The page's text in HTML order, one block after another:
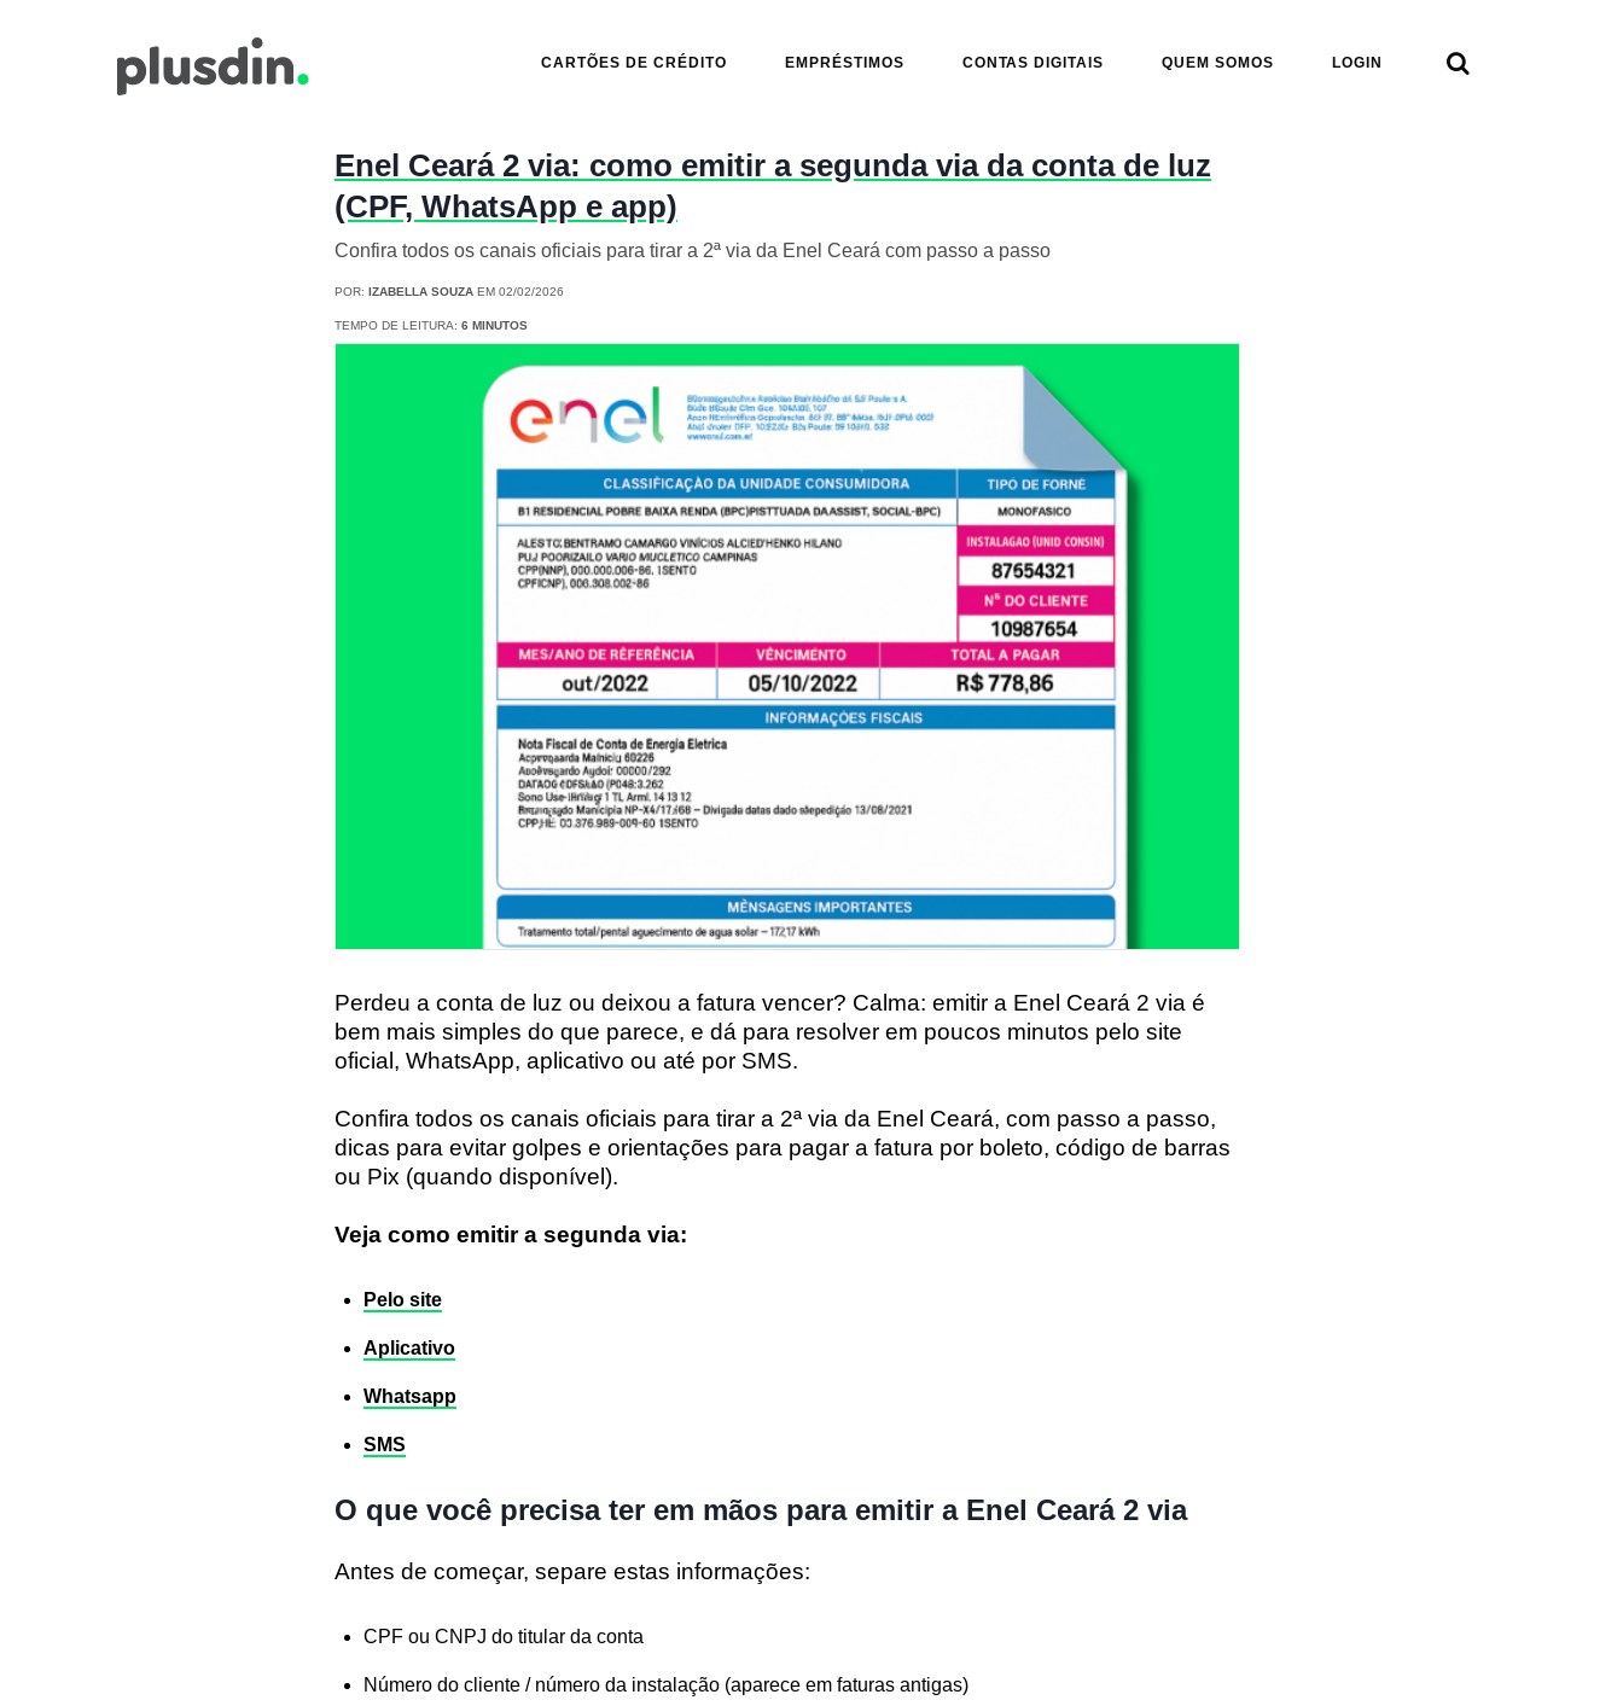
CARTÕES DE CRÉDITO EMPRÉSTIMOS CONTAS DIGITAIS QUEM SOMOS LOGIN 
Enel Ceará 2 via: como emitir a segunda via da conta de luz
(CPF, WhatsApp e app)
Confira todos os canais oficiais para tirar a 2ª via da Enel Ceará com passo a passo
POR: IZABELLA SOUZA EM 02/02/2026
TEMPO DE LEITURA: 6 MINUTOS
Perdeu a conta de luz ou deixou a fatura vencer? Calma: emitir a Enel Ceará 2 via é
bem mais simples do que parece, e dá para resolver em poucos minutos pelo site
oficial, WhatsApp, aplicativo ou até por SMS.
Confira todos os canais oficiais para tirar a 2ª via da Enel Ceará, com passo a passo,
dicas para evitar golpes e orientações para pagar a fatura por boleto, código de barras
ou Pix (quando disponível).
Veja como emitir a segunda via:
Pelo site
Aplicativo
Whatsapp
SMS
O que você precisa ter em mãos para emitir a Enel Ceará 2 via
Antes de começar, separe estas informações:
CPF ou CNPJ do titular da conta
Número do cliente / número da instalação (aparece em faturas antigas)